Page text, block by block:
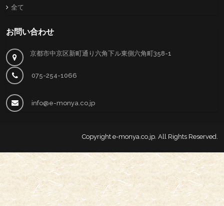
全て
お問い合わせ
京都市中京区新町通り六角下ル東側六角町358-1
075-254-1066
info@e-monya.co.jp
Copyright e-monya.co.jp. All Rights Reserved.